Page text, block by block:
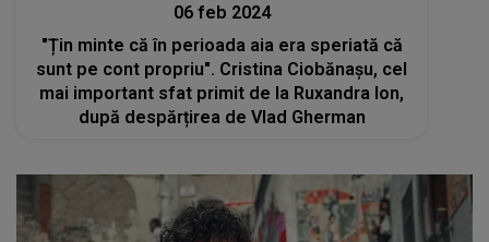
06 feb 2024
"Țin minte că în perioada aia era speriată că
sunt pe cont propriu". Cristina Ciobănașu, cel
mai important sfat primit de la Ruxandra Ion,
după despărțirea de Vlad Gherman